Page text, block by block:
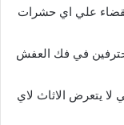
علي اي حشرات
في فك العفش
يتعرض الاثاث لاي